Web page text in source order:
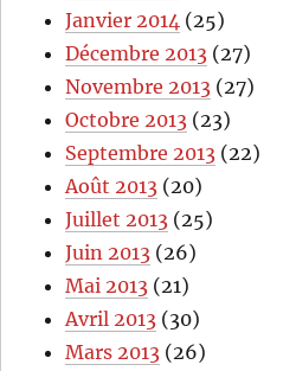
Janvier 2014 (25)
Décembre 2013 (27)
Novembre 2013 (27)
Octobre 2013 (23)
Septembre 2013 (22)
Août 2013 (20)
Juillet 2013 (25)
Juin 2013 (26)
Mai 2013 (21)
Avril 2013 (30)
Mars 2013 (26)